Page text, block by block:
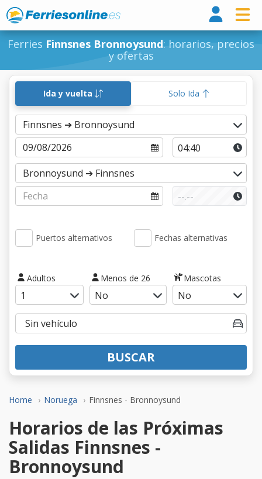
Ferries Finnsnes Bronnoysund: horarios, precios
y ofertas
Home Noruega Finnsnes - Bronnoysund
Ida y vuelta Solo Ida
Puertos alternativos Fechas alternativas
Adultos Menos de 26 Mascotas
BUSCAR
Horarios de las Próximas
Salidas Finnsnes -
Bronnoysund